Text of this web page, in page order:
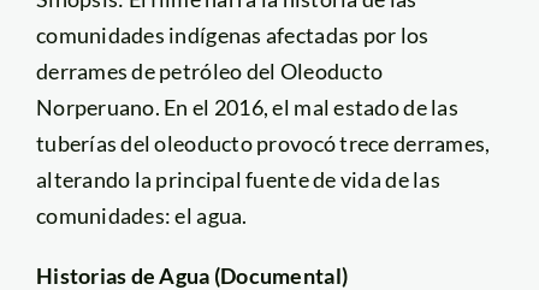
comunidades indígenas afectadas por los
derrames de petróleo del Oleoducto
Norperuano. En el 2016, el mal estado de las
tuberías del oleoducto provocó trece derrames,
alterando la principal fuente de vida de las
comunidades: el agua.
Historias de Agua (Documental)